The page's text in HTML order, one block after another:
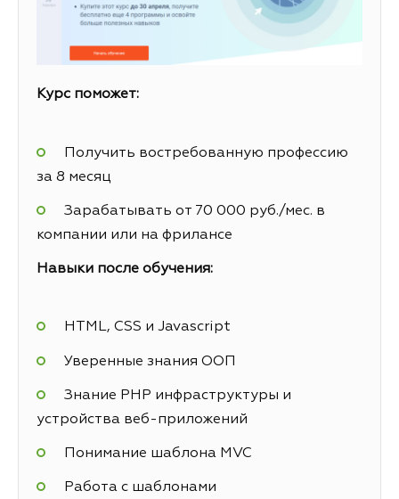
Курс поможет:
Получить востребованную профессию
за 8 месяц
Зарабатывать от 70 000 руб./мес. в
компании или на фрилансе
Навыки после обучения:
HTML, CSS и Javascript
Уверенные знания ООП
Знание PHP инфраструктуры и
устройства веб-приложений
Понимание шаблона MVC
Работа с шаблонами